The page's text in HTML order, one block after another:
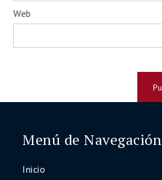
Web
Menú de Navegación
Inicio